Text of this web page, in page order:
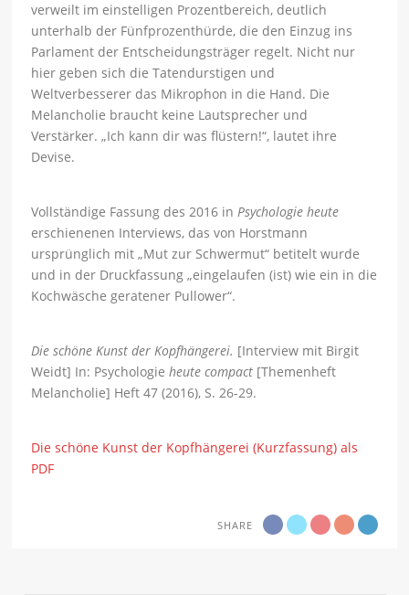
verweilt im einstelligen Prozentbereich, deutlich
unterhalb der Fünfprozenthürde, die den Einzug ins
Parlament der Entscheidungsträger regelt. Nicht nur
hier geben sich die Tatendurstigen und
Weltverbesserer das Mikrophon in die Hand. Die
Melancholie braucht keine Lautsprecher und
Verstärker. „Ich kann dir was flüstern!“, lautet ihre
Devise.
Vollständige Fassung des 2016 inPsychologie heute
erschienenen Interviews, das von Horstmann
ursprünglich mit „Mut zur Schwermut“ betitelt wurde
und in der Druckfassung „eingelaufen (ist) wie ein in die
Kochwäsche geratener Pullower“.
Die schöne Kunst der Kopfhängerei. [Interview mit Birgit
Weidt] In: Psychologieheute compact [Themenheft
Melancholie] Heft 47 (2016), S. 26-29.
Die schöne Kunst der Kopfhängerei (Kurzfassung) als
PDF
SHARE